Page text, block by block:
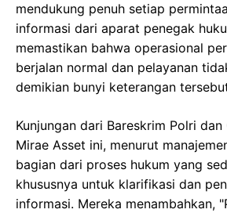
mendukung penuh setiap
informasi dari aparat penegak
memastikan bahwa operasional
berjalan normal dan pelayanan
demikian bunyi keterangan
Kunjungan dari Bareskrim Polri
Mirae Asset ini, menurut
bagian dari proses hukum yang
khususnya untuk klarifikasi dan
informasi. Mereka menambahkan,